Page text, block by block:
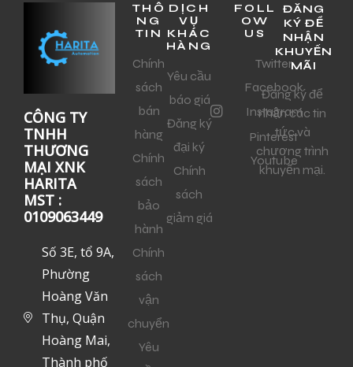
CÔNG TY
TNHH
THƯƠNG
MẠI XNK
HARITA
MST :
0109063449
Số 3E, tổ 9A,
Phường
Hoàng Văn
Thụ, Quận
Hoàng Mai,
Thành phố
THÔ
NG
TIN
Chính
sách
bán
hàng
Chính
sách
bảo
hành
Chính
sách
vận
chuyển
Yêu
DỊCH
VỤ
KHÁC
HÀNG
Yêu cầu
báo giá
Đăng ký
đại ký
Chính
sách
giảm giá
FOLL
OW
US
Twitter
Facebook
Instagram
Pinterest
Youtube
ĐĂNG
KÝ ĐỂ
NHẬN
KHUYẾN
MÃI
Đăng ký để
nhận các tin
tức và
chương trình
khuyến mại.